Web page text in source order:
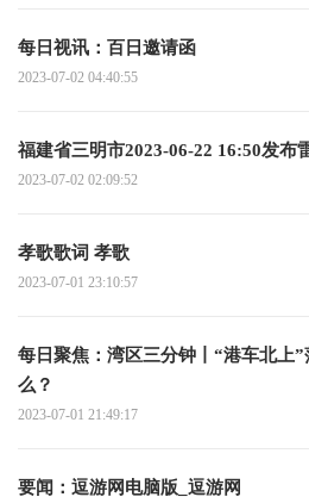
每日视讯：百日邀请函
2023-07-02 04:40:55
福建省三明市2023-06-22 16:50发布
2023-07-02 02:09:52
孝歌歌词 孝歌
2023-07-01 23:10:57
每日聚焦：湾区三分钟丨“港车北上
么？
2023-07-01 21:49:17
要闻：逗游网电脑版_逗游网